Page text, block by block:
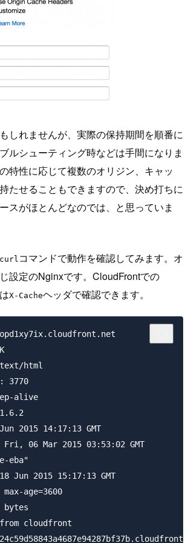
しれませんが、実際の保持期間を順番に
ルシューティング時などは手間になりま
特性に応じて複数のオリジン、キャッ
たせることもできますので、決め打ちに
スがほとんどなのでは、と思っていま
curl コマンドで動作を確認してみます。オ
設定のNginxです。CloudFrontでの
X-Cacheヘッダで確認できます。
html
3770
alive
2015 14:17:13 GMT
06 Mar 2015 03:53:02 GMT
eba"
Jun 2015 15:17:13 GMT
age=3600
bytes
cloudfront